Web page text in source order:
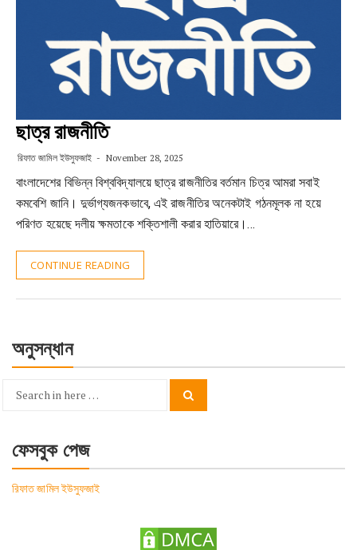
ছাত্র রাজনীতি
রিফাত জামিল ইউসুফজাই November 28, 2025
বাংলাদেশের বিভিন্ন বিশ্ববিদ্যালয়ে ছাত্র রাজনীতির বর্তমান চিত্র আমরা সবাই
কমবেশি জানি। দুর্ভাগ্যজনকভাবে, এই রাজনীতির অনেকটাই গঠনমূলক না হয়ে
পরিণত হয়েছে দলীয় ক্ষমতাকে শক্তিশালী করার হাতিয়ারে।…
CONTINUE READING
অনুসন্ধান
Search
ফেসবুক পেজ
রিফাত জামিল ইউসুফজাই